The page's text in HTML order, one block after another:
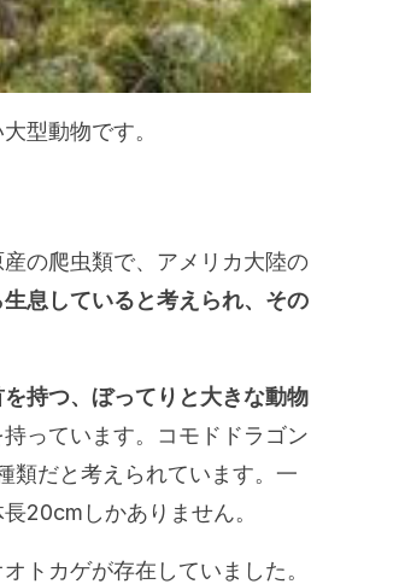
型動物です。
の爬虫類で、アメリカ大陸の
息していると考えられ、その
持つ、ぼってりと大きな動物
っています。コモドドラゴン
類だと考えられています。一
20cmしかありません。
トカゲが存在していました。